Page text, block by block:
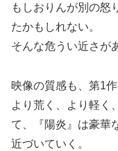
もしおりんが別の怒
たかもしれない。
そんな危うい近さが
映像の質感も、第1
より荒く、より軽く
て、『陽炎』は豪華
近づいていく。